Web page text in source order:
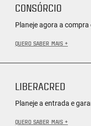
CONSÓRCIO
Planeje agora a
QUERO SABER MAIS +
LIBERACRED
Planeje a entrada e
QUERO SABER MAIS +